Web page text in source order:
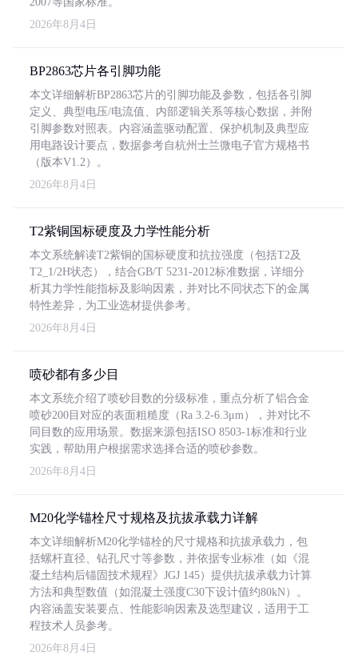
2026年8月4日
BP2863芯片各引脚功能
本文详细解析BP2863芯片的引脚功能及参数，包括各引脚
定义、典型电压/电流值、内部逻辑关系等核心数据，并附
引脚参数对照表。内容涵盖驱动配置、保护机制及典型应
用电路设计要点，数据参考自杭州士兰微电子官方规格书
（版本V1.2）。
2026年8月4日
T2紫铜国标硬度及力学性能分析
本文系统解读T2紫铜的国标硬度和抗拉强度（包括T2及
T2_1/2H状态），结合GB/T 5231-2012标准数据，详细分
析其力学性能指标及影响因素，并对比不同状态下的金属
特性差异，为工业选材提供参考。
2026年8月4日
喷砂都有多少目
本文系统介绍了喷砂目数的分级标准，重点分析了铝合金
喷砂200目对应的表面粗糙度（Ra 3.2-6.3μm），并对比不
同目数的应用场景。数据来源包括ISO 8503-1标准和行业
实践，帮助用户根据需求选择合适的喷砂参数。
2026年8月4日
M20化学锚栓尺寸规格及抗拔承载力详解
本文详细解析M20化学锚栓的尺寸规格和抗拔承载力，包
括螺杆直径、钻孔尺寸等参数，并依据专业标准（如《混
凝土结构后锚固技术规程》JGJ 145）提供抗拔承载力计算
方法和典型数值（如混凝土强度C30下设计值约80kN）。
内容涵盖安装要点、性能影响因素及选型建议，适用于工
程技术人员参考。
2026年8月4日